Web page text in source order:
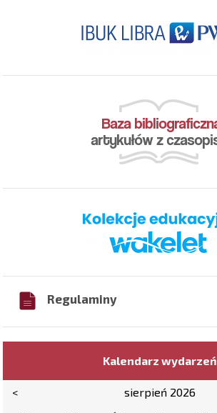
Regulaminy
Kalendarz wydarzeń
< sierpień 2026